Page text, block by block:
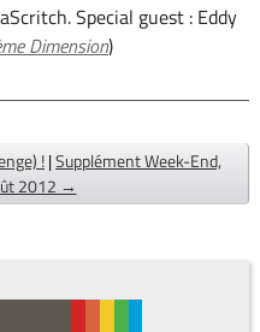
Special guest : Eddy
Dimension)
!|Supplément Week-End,
2012 →